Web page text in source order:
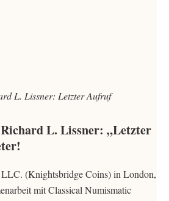
L. Lissner: Letzter Aufruf
L. Lissner: „Letzter
LLC. (Knightsbridge Coins) in London,
mit Classical Numismatic